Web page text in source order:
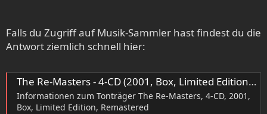
waren, von denen eines "Killing Machine" war. Aber was
waren die anderen beiden? Und stimmt diese Erinnerung
Falls du Zugriff auf Musik-Sammler hast findest du die
Antwort ziemlich schnell hier:
The Re-Masters - 4-CD (2001, Box, Limited Edition, Remastered) von Judas Priest
Informationen zum Tonträger The Re-Masters, 4-CD, 2001,
Box, Limited Edition, Remastered